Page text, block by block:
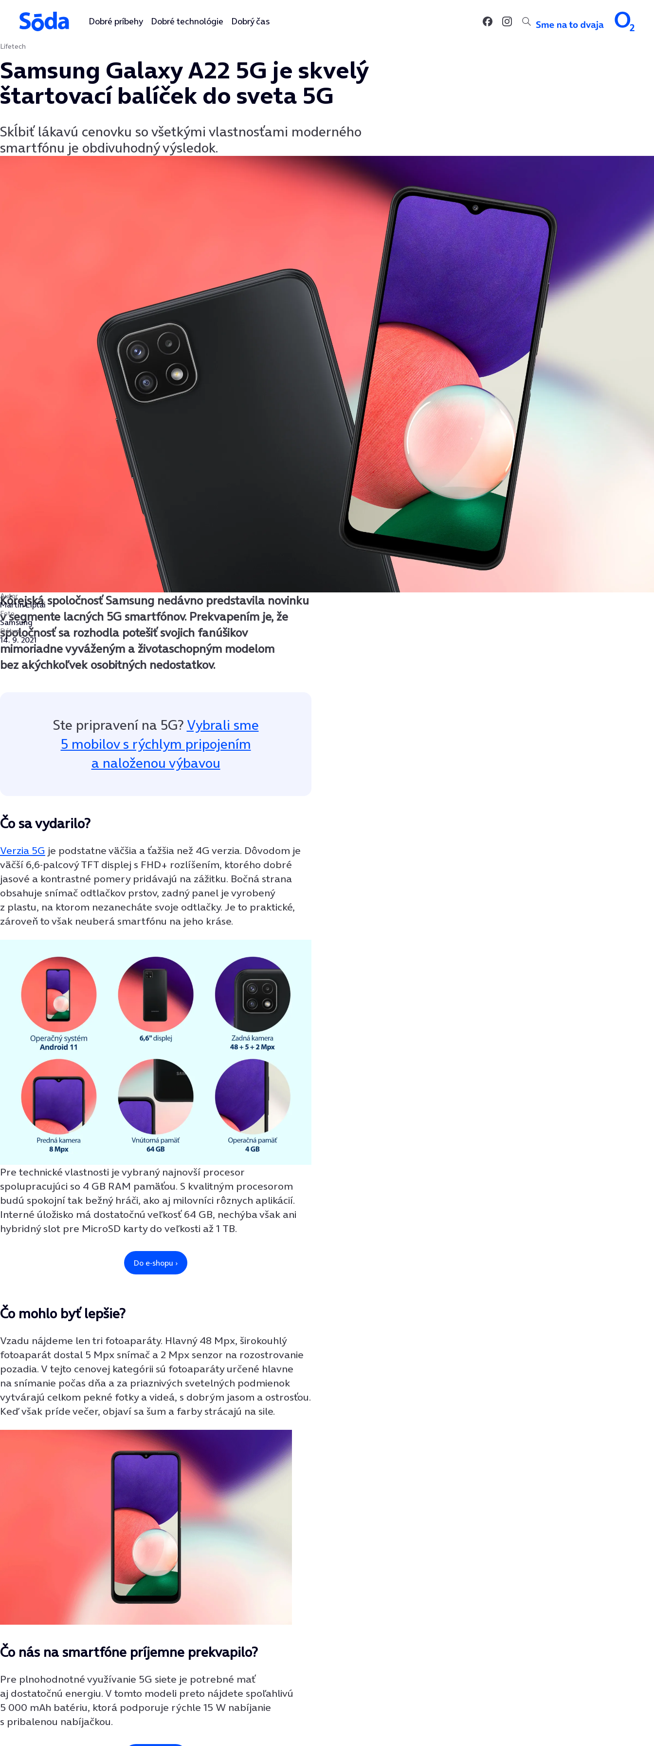
Preskočiť na obsah
Dobré príbehy Dobré technológie Dobrý čas
Lifetech
Samsung Galaxy A22 5G je skvelý
štartovací balíček do sveta 5G
Skĺbiť lákavú cenovku so všetkými vlastnosťami moderného
smartfónu je obdivuhodný výsledok.
Autor
Martin Liptai
Foto
Samsung
Dátum
14. 9. 2021
Kórejská spoločnosť Samsung nedávno predstavila novinku
v segmente lacných 5G smartfónov. Prekvapením je, že
spoločnosť sa rozhodla potešiť svojich fanúšikov
mimoriadne vyváženým a životaschopným modelom
bez akýchkoľvek osobitných nedostatkov.
Ste pripravení na 5G? Vybrali sme
5 mobilov s rýchlym pripojením
a naloženou výbavou
Čo sa vydarilo?
Verzia 5G je podstatne väčšia a ťažšia než 4G verzia. Dôvodom je
väčší 6,6-palcový TFT displej s FHD+ rozlíšením, ktorého dobré
jasové a kontrastné pomery pridávajú na zážitku. Bočná strana
obsahuje snímač odtlačkov prstov, zadný panel je vyrobený
z plastu, na ktorom nezanecháte svoje odtlačky. Je to praktické,
zároveň to však neuberá smartfónu na jeho kráse.
Pre technické vlastnosti je vybraný najnovší procesor
spolupracujúci so 4 GB RAM pamäťou. S kvalitným procesorom
budú spokojní tak bežný hráči, ako aj milovníci rôznych aplikácií.
Interné úložisko má dostatočnú veľkosť 64 GB, nechýba však ani
hybridný slot pre MicroSD karty do veľkosti až 1 TB.
Čo mohlo byť lepšie?
Vzadu nájdeme len tri fotoaparáty. Hlavný 48 Mpx, širokouhlý
fotoaparát dostal 5 Mpx snímač a 2 Mpx senzor na rozostrovanie
pozadia. V tejto cenovej kategórii sú fotoaparáty určené hlavne
na snímanie počas dňa a za priaznivých svetelných podmienok
vytvárajú celkom pekné fotky a videá, s dobrým jasom a ostrosťou.
Keď však príde večer, objaví sa šum a farby strácajú na sile.
Čo nás na smartfóne príjemne prekvapilo?
Pre plnohodnotné využívanie 5G siete je potrebné mať
aj dostatočnú energiu. V tomto modeli preto nájdete spoľahlivú
5 000 mAh batériu, ktorá podporuje rýchle 15 W nabíjanie
s pribalenou nabíjačkou.